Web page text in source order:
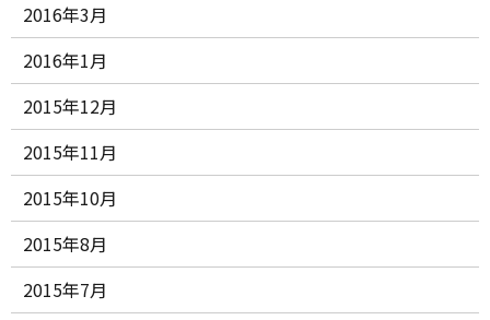
2016年3月
2016年1月
2015年12月
2015年11月
2015年10月
2015年8月
2015年7月